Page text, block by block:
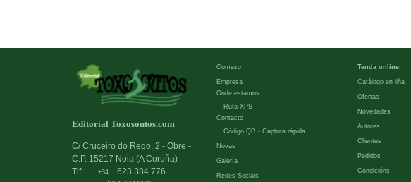
Editorial Toxosoutos.com
C/ Cruceiro do Rego, 2 - Obre -
C.P. 15217 Noia (A Coruña)
Tlf:
+34
623 384 776
Comezo
Empresa
Onde estamos
Ruta XPS
Contacto
Código QR - Cáptura rápida
Novas
Galería
Redes Sociais
Tenda online
Catálogo en liña
Ofertas
Novedades
Autores
Clientes
Pedidos
Condicións